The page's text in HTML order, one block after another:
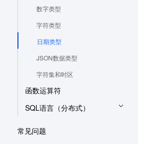
数字类型
字符类型
日期类型
JSON数据类型
字符集和时区
函数运算符
SQL语言（分布式）
常见问题